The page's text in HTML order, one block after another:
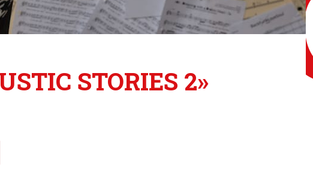
STORIES 2»